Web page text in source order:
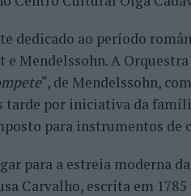
dedicado ao período
e Mendelssohn. A
“, de Mendelssohn,
tarde por iniciativa da
para instrumentos de
para a estreia moderna
Carvalho, escrita em